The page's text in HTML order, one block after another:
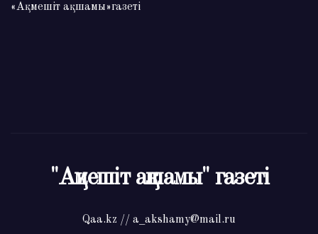
«Ақмешіт ақшамы»газеті
"Ақмешіт ақшамы" газеті
Qaa.kz // a_akshamy@mail.ru